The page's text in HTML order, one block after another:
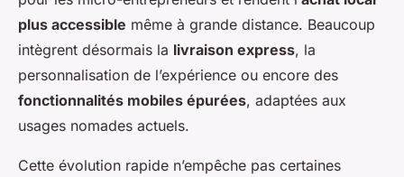
plus accessible même à grande distance. Beaucoup
intègrent désormais la livraison express, la
personnalisation de l’expérience ou encore des
fonctionnalités mobiles épurées, adaptées aux
usages nomades actuels.
Cette évolution rapide n’empêche pas certaines